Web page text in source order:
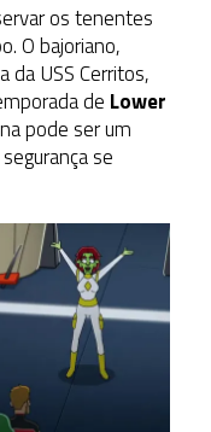
os tenentes
O bajoriano,
da USS Cerritos,
de Lower
pode ser um
se